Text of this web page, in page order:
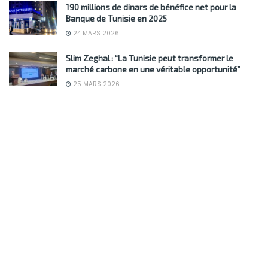
190 millions de dinars de bénéfice net pour la
Banque de Tunisie en 2025
24 MARS 2026
Slim Zeghal : “La Tunisie peut transformer le
marché carbone en une véritable opportunité”
25 MARS 2026